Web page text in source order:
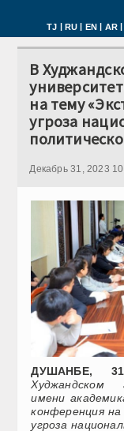
TJ | RU | EN | AR |
В
на тему
угроза
Декабрь 31, 2023
ДУШАНБЕ,
Худжандском
имени
конференция
угроза